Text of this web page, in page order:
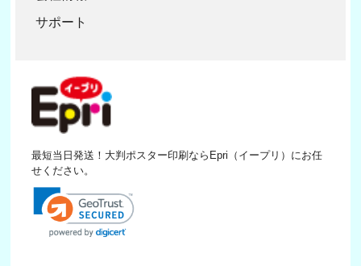
サポート
最短当日発送！大判ポスター印刷ならEpri（イープリ）にお任
せください。